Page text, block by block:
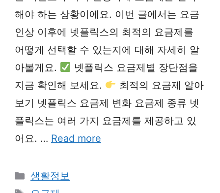
해야 하는 상황이에요. 이번 글에서는 요금
인상 이후에 넷플릭스의 최적의 요금제를
어떻게 선택할 수 있는지에 대해 자세히 알
아볼게요.
넷플릭스 요금제별 장단점을
지금 확인해 보세요.
최적의 요금제 알아
보기 넷플릭스 요금제 변화 요금제 종류 넷
플릭스는 여러 가지 요금제를 제공하고 있
어요. … Read more
Categories
생활정보